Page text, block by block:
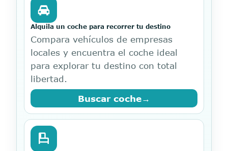
Alquila un coche para recorrer tu destino
Compara vehículos de empresas
locales y encuentra el coche ideal
para explorar tu destino con total
libertad.
Buscar coche→